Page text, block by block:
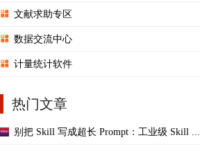
文献求助专区
数据交流中心
计量统计软件
热门文章
别把 Skill 写成超长 Prompt：工业级 Skill ...